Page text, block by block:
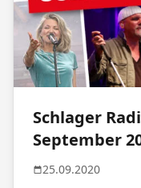
Schlager
September
25.09.2020